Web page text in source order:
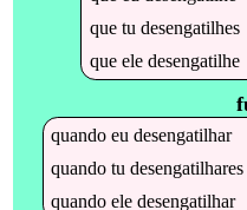
que tu desengatilhes
que ele desengatilhe
quandoeudesengatilhar
quandotudesengatilhares
quandoeledesengatilhar